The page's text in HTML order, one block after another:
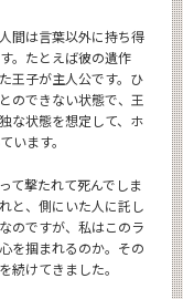
間は言葉以外に持ち得
。たとえば彼の遺作
王子が主人公です。ひ
のできない状態で、王
な状態を想定して、ホ
います。
て撃たれて死んでしま
と、側にいた人に託し
のですが、私はこのラ
を掴まれるのか。その
続けてきました。